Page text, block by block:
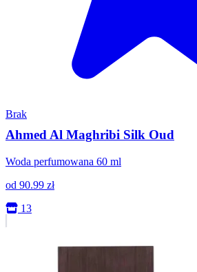
Brak
Ahmed Al Maghribi Silk Oud
Woda perfumowana 60 ml
od 90.99 zł
13